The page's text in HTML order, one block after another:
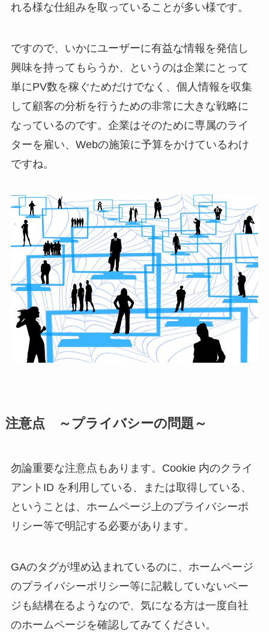
れる様な仕組みを取っていることが多い様です。
ですので、いかにユーザーに有益な情報を発信し
興味を持ってもらうか、というのは企業にとって
単にPV数を稼ぐためだけでなく、個人情報を収集
して顧客の分析を行うための非常に大きな戦略に
なっているのです。企業はそのために専属のライ
ターを雇い、Webの施策に予算をかけているわけ
ですね。
注意点 ～プライバシーの問題～
勿論重要な注意点もあります。Cookie 内のクライ
アントID を利用している、または取得している、
ということは、ホームページ上のプライバシーポ
リシー等で明記する必要があります。
GAのタグが埋め込まれているのに、ホームページ
のプライバシーポリシー等に記載していないペー
ジも結構在るようなので、気になる方は一度自社
のホームページを確認してみてください。